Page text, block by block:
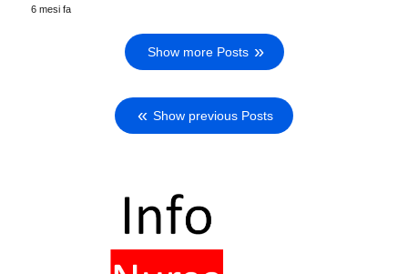
6 mesi fa
Show more Posts
Show previous Posts